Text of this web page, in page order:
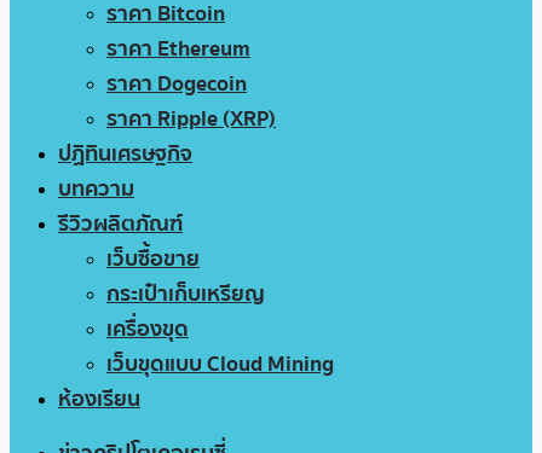
ราคา Bitcoin
ราคา Ethereum
ราคา Dogecoin
ราคา Ripple (XRP)
ปฏิทินเศรษฐกิจ
บทความ
รีวิวผลิตภัณฑ์
เว็บซื้อขาย
กระเป๋าเก็บเหรียญ
เครื่องขุด
เว็บขุดแบบ Cloud Mining
ห้องเรียน